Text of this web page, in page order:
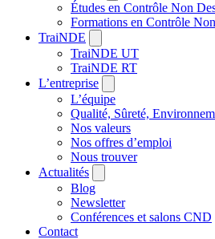
Études en Contrôle Non
Formations en Contrôle
TraiNDE
TraiNDE UT
TraiNDE RT
L’entreprise
L’équipe
Qualité, Sûreté,
Nos valeurs
Nos offres d’emploi
Nous trouver
Actualités
Blog
Newsletter
Conférences et salons CND
Contact